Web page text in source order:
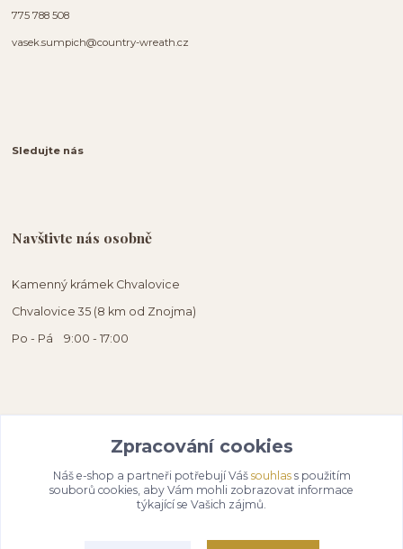
775 788 508
vasek.sumpich@country-wreath.cz
Sledujte nás
Navštivte nás osobně
Kamenný krámek Chvalovice
Chvalovice 35 (8 km od Znojma)
Po - Pá 9:00 - 17:00
Zpracování cookies
Náš e-shop a partneři potřebují Váš souhlass použitím
souborů cookies, aby Vám mohli zobrazovat informace
týkající se Vašich zájmů.